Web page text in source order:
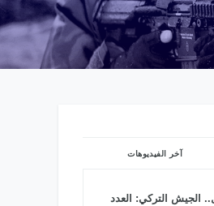
آخر الفيديوهات
الجيش التركي: العدد